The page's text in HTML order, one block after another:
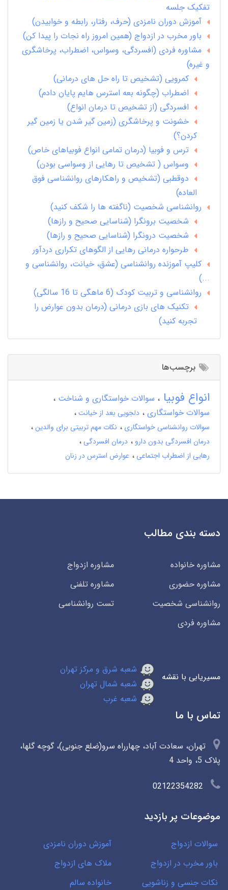
تفکیک جلسه
آموزش دوران نامزدی (حرف، رفتار، رابطه و خوابیدن)
باور مخرب در ازدواج (همین امروز راه نجات را پیدا کن)
مشاوره فردی (افسردگی، وسواس، اضطراب، پرخاشگری
و غیره)
کمرویی (تشخیص تا راه حل های درمانی)
اضطراب (چگونه بعه استرس هایم پایان دادم)
افسردگی (از تشخیص تا درمان انواع)
خشونت و پرخاشگری (زمین گیر شدن یا زمین گیر
کردن؟)
ترس و فوبیا (درمان تمامی انواع فوبیاهای خاص)
وسواس ( تشخیص تا رهایی از وسواسی بودن)
دوقطبی (تشخیص و راهکارهای روانشناسی فوق
العاده)
روانشناسی شخصیت (ناگفته ها را شکف کنید)
شخصیت برونگرا (شناسایی صحیح و رازها)
شخصیت درونگرا (شناسایی صحیح و رازها)
طرحواره درمانی رهایی از الگوهای تکراری دردآور
کلیپ آموزنده روانشناسی (عشق، خیانت، روانشناسی و
...)
روانشناسی و تربیت کودک (6 ماهگی تا 16 سالگی)
تکنیک های بازی درمانی (درمان بدون عوارض را
تجربه کنید)
برچسب‌ها
انواع فوبیا
سوالات خواستگاری و شناخت
سوالات خواستگاری
دلجویی بعد از خیانت
سوالات روانشناسی خواستگاری
نکات مهم تربیتی برای والدین
درمان افسردگی بدون دارو
درمان افسردگی
رهایی از اضطراب اجتماعی
عوارض استرس در زنان
دسته بندی مطالب
مشاوره خانواده
مشاوره ازدواج
مشاوره حضوری
مشاوره تلفنی
روانشناسی شخصیت
تست روانشناسی
مشاوره فردی
مسیریابی با نقشه
شعبه شرق و مرکز تهران
شعبه شمال تهران
شعبه غرب
تماس با ما
تهران، سعادت آباد، چهارراه سرو(ضلع جنوبی)، گوچه گلها،
پلاک 5، واحد 4
02122354282
موضوعات پر بازدید
سوالات ازدواج
آموزش دوران نامزدی
باور مخرب در ازدواج
ملاک های ازدواج
نکات جنسی و زناشویی
خانواده سالم